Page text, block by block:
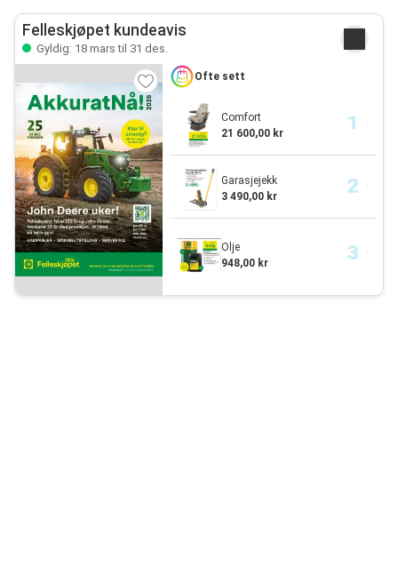
Felleskjøpet kundeavis
Gyldig: 18 mars til 31 des.
Ofte sett
Comfort
21 600,00 kr
Garasjejekk
3 490,00 kr
Olje
948,00 kr